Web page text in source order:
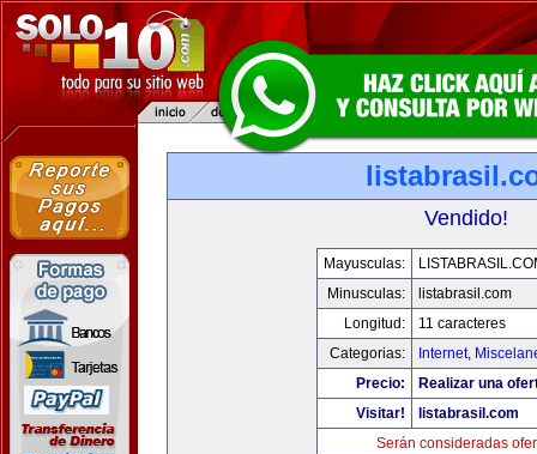
Vendido!
Mayusculas:
Minusculas:
listabrasil.com
Longitud:
11 caracteres
Categorias:
Internet,
Precio:
Realizar una
Visitar!
listabrasil.com
Serán consideradas